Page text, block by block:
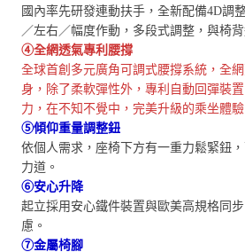
國內率先研發連動扶手，全新配備4D調
／左右／幅度作動，多段式調整，與椅
④全網透氣專利腰撐
全球首創多元廣角可調式腰撐系統，全
身，除了柔軟彈性外，專利自動回彈裝
力，在不知不覺中，完美升級的乘坐體驗
⑤傾仰重量調整鈕
依個人需求，座椅下方有一重力鬆緊鈕
力道。
⑥安心升降
起立採用安心鐵件裝置與歐美高規格同
慮。
⑦金屬椅腳